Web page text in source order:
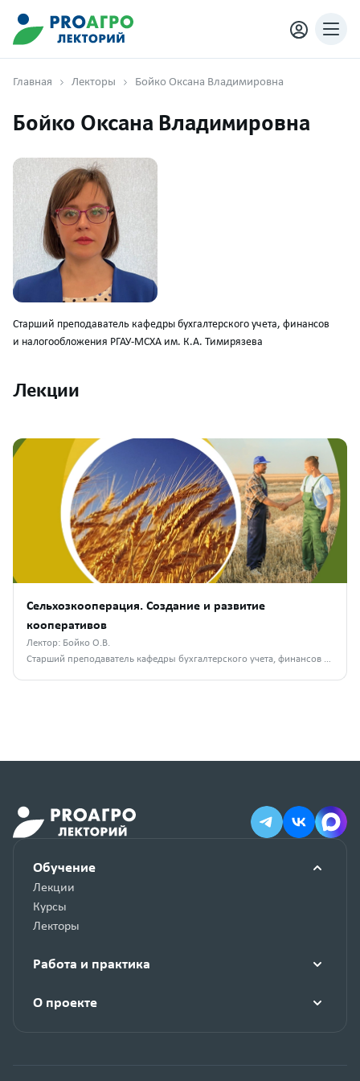
Главная Лекторы Бойко Оксана Владимировна
Бойко Оксана Владимировна
Старший преподаватель кафедры бухгалтерского учета, финансов
и налогообложения РГАУ-МСХА им. К.А. Тимирязева
Лекции
Сельхозкооперация. Создание и развитие
кооперативов
Лектор: Бойко О.В.
Старший преподаватель кафедры бухгалтерского учета, финансов и налогообложения РГАУ-МСХА им. К.А. Тимирязева
Обучение
Лекции
Курсы
Лекторы
Работа и практика
О проекте